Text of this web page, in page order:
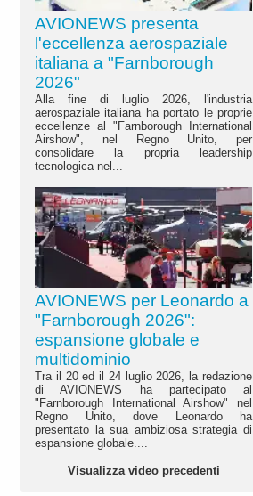
AVIONEWS presenta
l'eccellenza aerospaziale
italiana a "Farnborough
2026"
Alla fine di luglio 2026, l'industria
aerospaziale italiana ha portato le proprie
eccellenze al "Farnborough International
Airshow", nel Regno Unito, per
consolidare la propria leadership
tecnologica nel...
AVIONEWS per Leonardo a
"Farnborough 2026":
espansione globale e
multidominio
Tra il 20 ed il 24 luglio 2026, la redazione
di AVIONEWS ha partecipato al
"Farnborough International Airshow" nel
Regno Unito, dove Leonardo ha
presentato la sua ambiziosa strategia di
espansione globale....
Visualizza video precedenti